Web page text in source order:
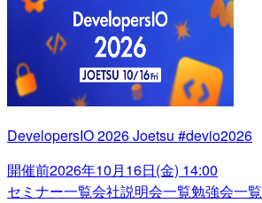
DevelopersIO 2026 Joetsu #devio2026
開催前2026年10月16日(金) 14:00
セミナー一覧会社説明会一覧勉強会一覧